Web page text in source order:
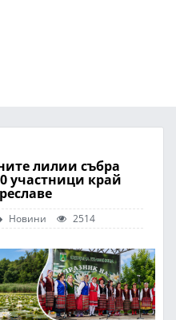
лилии събра
участници край
Новини 2514